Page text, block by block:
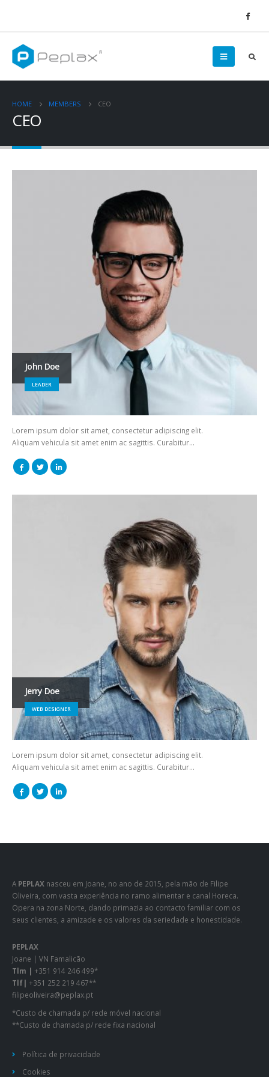
HOME MEMBERS CEO
CEO
John Doe
LEADER
Lorem ipsum dolor sit amet, consectetur adipiscing elit.
Aliquam vehicula sit amet enim ac sagittis. Curabitur…
Jerry Doe
WEB DESIGNER
Lorem ipsum dolor sit amet, consectetur adipiscing elit.
Aliquam vehicula sit amet enim ac sagittis. Curabitur…
A PEPLAX nasceu em Joane, no ano de 2015, pela mão de Filipe
Oliveira, com vasta experiência no ramo alimentar e canal Horeca.
Opera na zona Norte, dando primazia ao contacto familiar com os
seus clientes, a amizade e os valores da seriedade e honestidade.
PEPLAX
Joane | VN Famalicão
Tlm | +351 914 246 499*
Tlf| +351 252 219 467**
filipeoliveira@peplax.pt
*Custo de chamada p/ rede móvel nacional
**Custo de chamada p/ rede fixa nacional
Política de privacidade
Cookies